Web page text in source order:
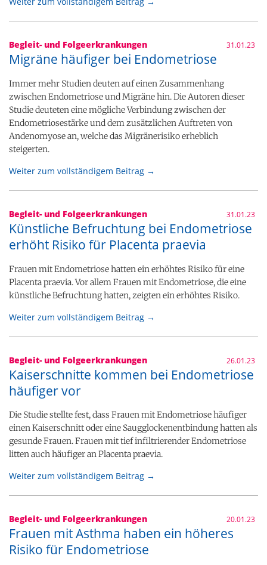
Begleit- und Folgeerkrankungen 31.01.23
Migräne häufiger bei Endometriose
Immer mehr Studien deuten auf einen Zusammenhang
zwischen Endometriose und Migräne hin. Die Autoren dieser
Studie deuteten eine mögliche Verbindung zwischen der
Endometriosestärke und dem zusätzlichen Auftreten von
Andenomyose an, welche das Migränerisiko erheblich
steigerten.
Weiter zum vollständigem Beitrag →
Begleit- und Folgeerkrankungen 31.01.23
Künstliche Befruchtung bei Endometriose
erhöht Risiko für Placenta praevia
Frauen mit Endometriose hatten ein erhöhtes Risiko für eine
Placenta praevia. Vor allem Frauen mit Endometriose, die eine
künstliche Befruchtung hatten, zeigten ein erhöhtes Risiko.
Weiter zum vollständigem Beitrag →
Begleit- und Folgeerkrankungen 26.01.23
Kaiserschnitte kommen bei Endometriose
häufiger vor
Die Studie stellte fest, dass Frauen mit Endometriose häufiger
einen Kaiserschnitt oder eine Saugglockenentbindung hatten als
gesunde Frauen. Frauen mit tief infiltrierender Endometriose
litten auch häufiger an Placenta praevia.
Weiter zum vollständigem Beitrag →
Begleit- und Folgeerkrankungen 20.01.23
Frauen mit Asthma haben ein höheres
Risiko für Endometriose